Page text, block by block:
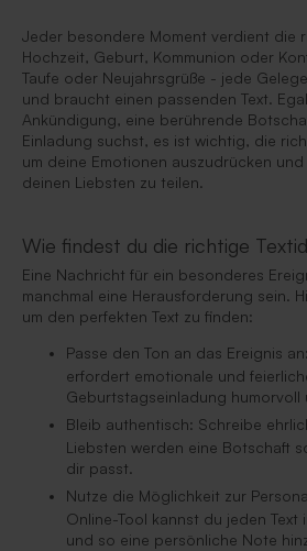
Jeder besondere Moment verdient die
Hochzeit, Geburt, Kommunion oder
Taufe oder Neujahrsgrüße - jede
und braucht einen passenden Text.
Ankündigung, eine berührende
Einladung suchst, es ist wichtig, die
um deine Emotionen auszudrücken
deinen Liebsten zu teilen.
Wie findest du die richtige
Eine Nachricht für ein besonderes
manchmal eine Herausforderung sein.
um den perfekten Text zu finden:
Passe den Ton an das Ereignis
erfordert emotionale und
Geburtstagseinladung humorvoll
Bleib authentisch: Schreibe
Liebsten werden eine Botschaft
dir passt.
Nutze die Möglichkeit zur
Online-Tool kannst du jeden Text
und so eine persönliche Note